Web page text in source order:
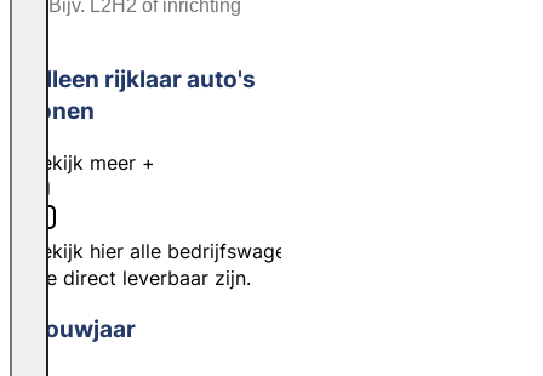
Alleen rijklaar auto's
tonen
Bekijk meer +
Bekijk hier alle bedrijfswagens
die direct leverbaar zijn.
Bouwjaar